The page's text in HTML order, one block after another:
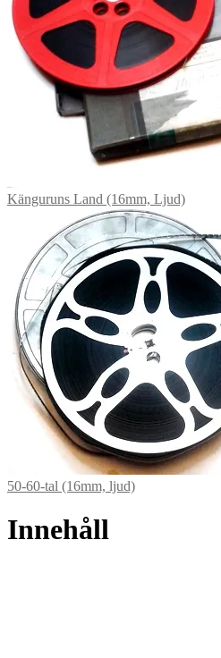
Känguruns Land (16mm, Ljud)
50-60-tal (16mm, ljud)
Innehåll